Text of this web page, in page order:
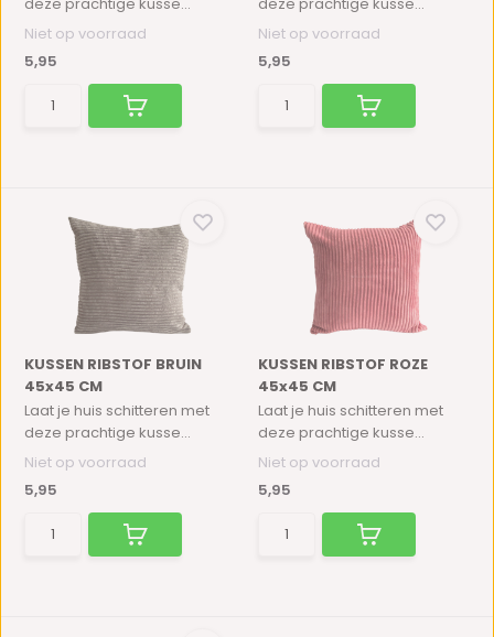
Niet op voorraad
5,95
Niet op voorraad
5,95
KUSSEN RIBSTOF BRUIN
45x45 CM
Laat je huis schitteren met
deze prachtige kusse...
Niet op voorraad
5,95
KUSSEN RIBSTOF ROZE
45x45 CM
Laat je huis schitteren met
deze prachtige kusse...
Niet op voorraad
5,95